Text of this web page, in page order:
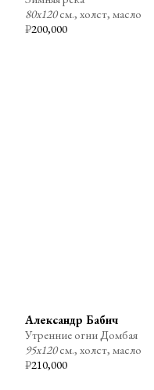
₽200,000
80х120см., холст, масло
₽210,000
Александр Бабич
Утренние огни Домбая
95х120см., холст, масло